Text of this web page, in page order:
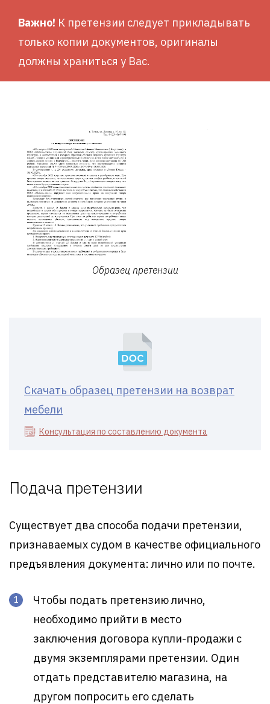
Важно! К претензии следует прикладывать
только копии документов, оригиналы
должны храниться у Вас.
Образец претензии
Скачать образец претензии на возврат
мебели
Консультация по составлению документа
Подача претензии
Существует два способа подачи претензии,
признаваемых судом в качестве официального
предъявления документа: лично или по почте.
Чтобы подать претензию лично,
необходимо прийти в место
заключения договора купли-продажи с
двумя экземплярами претензии. Один
отдать представителю магазина, на
другом попросить его сделать